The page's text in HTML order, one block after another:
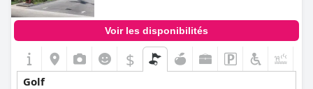
Voir les disponibilités
$
Golf